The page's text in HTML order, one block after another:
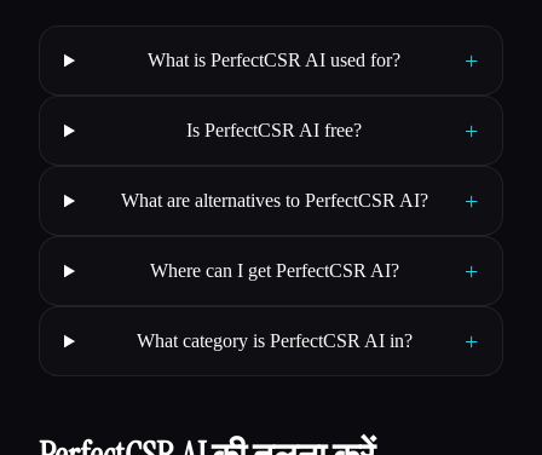
What is PerfectCSR AI used for? +
Is PerfectCSR AI free? +
What are alternatives to PerfectCSR AI? +
Where can I get PerfectCSR AI? +
What category is PerfectCSR AI in? +